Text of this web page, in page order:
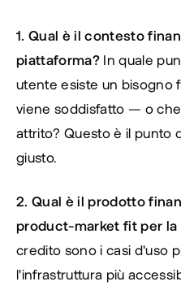
1. Qual è il contesto
piattaforma? In quale
utente esiste un bisogno
viene soddisfatto — o
attrito? Questo è il punto
giusto.
2. Qual è il prodotto
product-market fit per la
credito sono i casi d'uso
l'infrastruttura più